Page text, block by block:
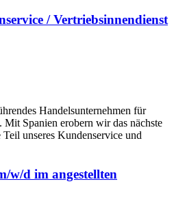
/ Vertriebsinnendienst
Handelsunternehmen für
Spanien erobern wir das nächste
unseres Kundenservice und
w/d im angestellten